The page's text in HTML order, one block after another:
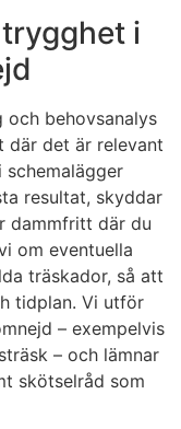
i
behovsanalys
där det är relevant
resultat, skyddar
dammfritt där du
om eventuella
träskador, så att
tidplan. Vi utför
– exempelvis
– och lämnar
skötselråd som